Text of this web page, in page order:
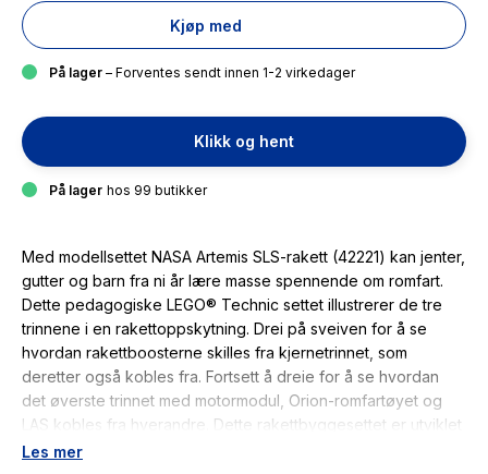
Kjøp med
På lager – Forventes sendt innen 1-2 virkedager
Klikk og hent
På lager hos 99 butikker
Med modellsettet NASA Artemis SLS-rakett (42221) kan jenter,
gutter og barn fra ni år lære masse spennende om romfart.
Dette pedagogiske LEGO® Technic settet illustrerer de tre
trinnene i en rakettoppskytning. Drei på sveiven for å se
hvordan rakettboosterne skilles fra kjernetrinnet, som
deretter også kobles fra. Fortsett å dreie for å se hvordan
det øverste trinnet med motormodul, Orion-romfartøyet og
LAS kobles fra hverandre. Dette rakettbyggesettet er utviklet
i samarbeid med NASA og ESA og gir barn muligheten til å
Les mer